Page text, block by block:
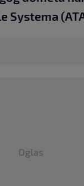
Systema
Oglas